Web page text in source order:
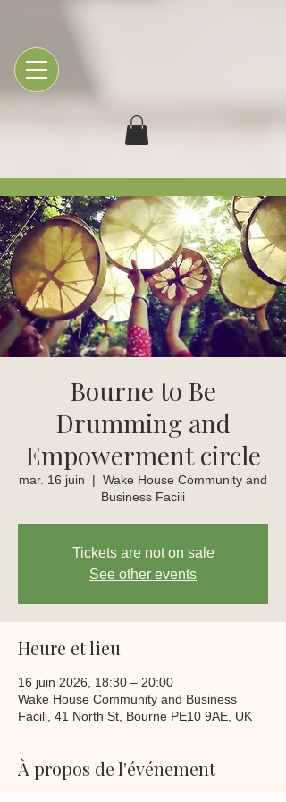
Bourne to Be
Drumming and
Empowerment circle
mar. 16 juin
  |
Wake House Community and
Business Facili
Tickets are not on sale
See other events
Heure et lieu
16 juin 2026, 18:30 – 20:00
Wake House Community and Business
Facili, 41 North St, Bourne PE10 9AE, UK
À propos de l'événement